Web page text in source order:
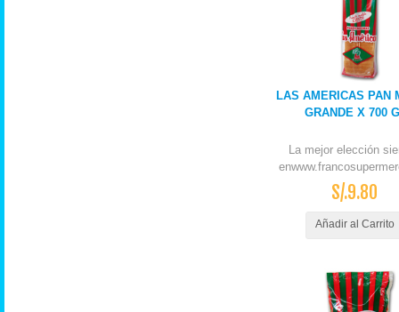
LAS AMERICAS PAN
GRANDE X 700
La mejor elección
S/.9.80
Añadir al Carrito